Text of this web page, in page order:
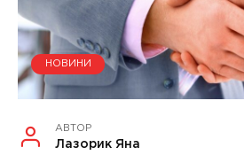
НОВИНИ
АВТОР
Лазорик Яна